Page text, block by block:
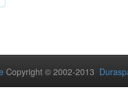
Copyright © 2002-2013